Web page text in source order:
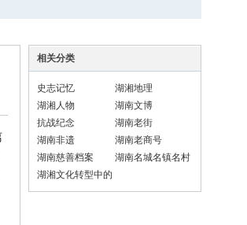
相关分类
史志记忆
湖湘地理
湖湘人物
湖南文博
抗战纪念
湖南老街
湖南非遗
湖南老商号
湖南慈善档案
湖南名城名镇名村
湖湘文化转型中的
民俗